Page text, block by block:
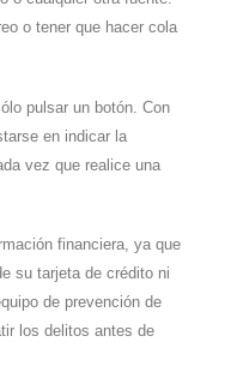
o tener que hacer cola
pulsar un botón. Con
en indicar la
vez que realice una
financiera, ya que
su tarjeta de crédito ni
de prevención de
los delitos antes de